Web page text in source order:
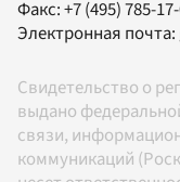
Факс:+7 (495) 785-
Электронная почта:
Свидетельство о
выдано
связи,
коммуникаций